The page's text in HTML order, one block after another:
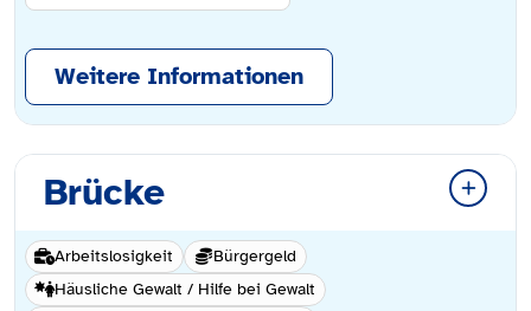
Weitere Informationen
Brücke
Arbeitslosigkeit
Bürgergeld
Häusliche Gewalt / Hilfe bei Gewalt